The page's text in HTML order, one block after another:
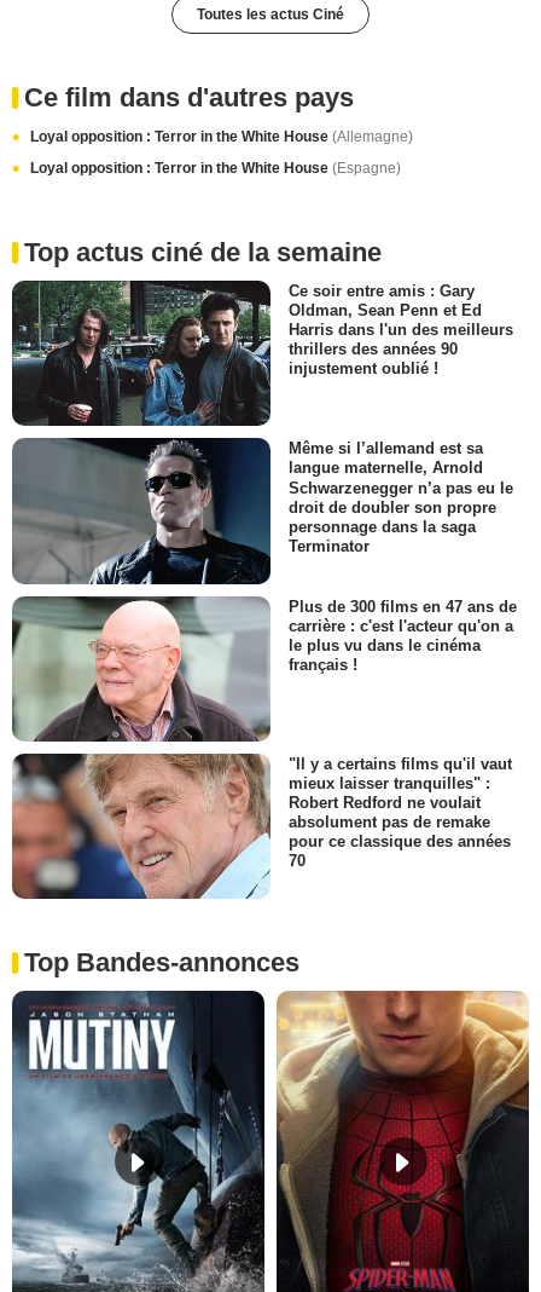
Toutes les actus Ciné
Ce film dans d'autres pays
Loyal opposition : Terror in the White House (Allemagne)
Loyal opposition : Terror in the White House (Espagne)
Top actus ciné de la semaine
Ce soir entre amis : Gary
Oldman, Sean Penn et Ed
Harris dans l'un des meilleurs
thrillers des années 90
injustement oublié !
Même si l’allemand est sa
langue maternelle, Arnold
Schwarzenegger n’a pas eu le
droit de doubler son propre
personnage dans la saga
Terminator
Plus de 300 films en 47 ans de
carrière : c'est l'acteur qu'on a
le plus vu dans le cinéma
français !
"Il y a certains films qu'il vaut
mieux laisser tranquilles" :
Robert Redford ne voulait
absolument pas de remake
pour ce classique des années
70
Top Bandes-annonces